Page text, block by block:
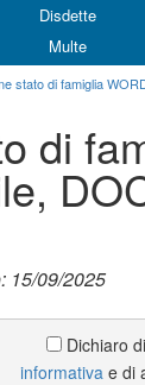
Disdette
Multe
stato di famiglia
di
15/09/2025
Dichiaro
informativa e di